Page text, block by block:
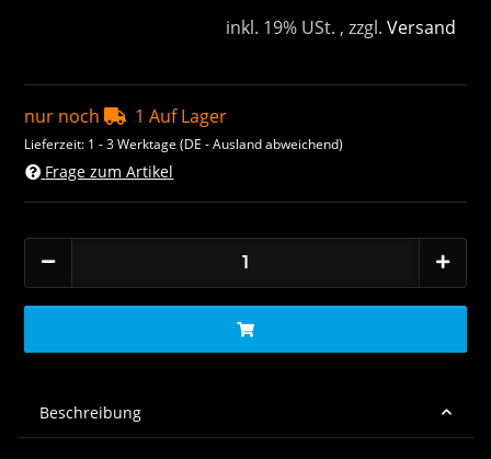
inkl. 19% USt. , zzgl. Versand
nur noch 1 Auf Lager
Lieferzeit: 1 - 3 Werktage(DE - Ausland abweichend)
Frage zum Artikel
Beschreibung